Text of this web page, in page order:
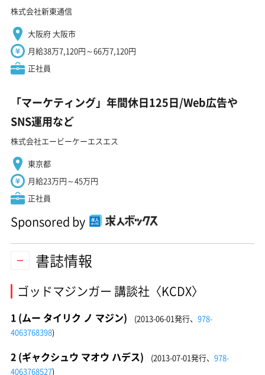
株式会社新東通信
大阪府 大阪市
月給38万7,120円～66万7,120円
正社員
「マーケティング」年間休日125日/Web広告や
SNS運用など
株式会社エービーケーエスエス
東京都
月給23万円～45万円
正社員
Sponsored by
書誌情報
ゴッドマジンガー 講談社〈KCDX〉
1 (ムー タイリク ノ マジン) (2013-06-01発行、 978-
4063768398)
2 (ギャクシュウ マオウ ハデス) (2013-07-01発行、 978-
4063768527)